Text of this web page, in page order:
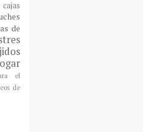
de
el
de